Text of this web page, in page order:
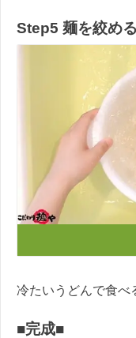
Step5 麺を絞め
冷たいうどんで食べ
■完成■